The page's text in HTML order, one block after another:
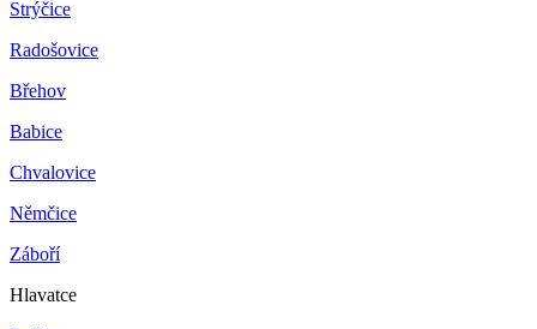
Strýčice
Radošovice
Břehov
Babice
Chvalovice
Němčice
Záboří
Hlavatce